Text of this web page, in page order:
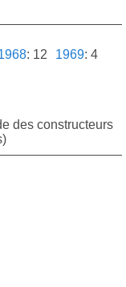
: 12 1969: 4
des constructeurs